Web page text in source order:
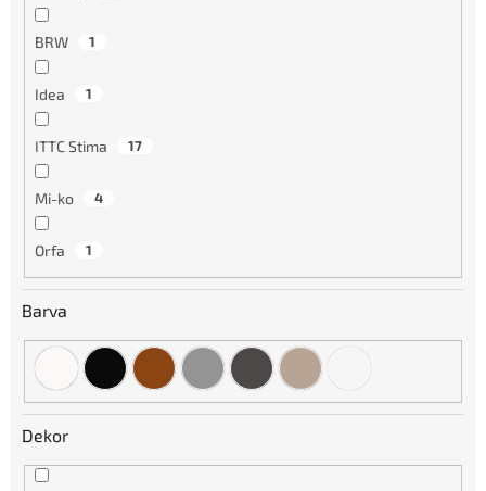
BRW 1
Idea 1
ITTC Stima 17
Mi-ko 4
Orfa 1
Barva
Dekor